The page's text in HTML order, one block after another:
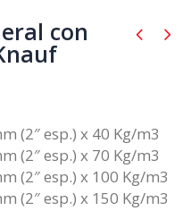
con
(2″ esp.) x 40 Kg/m3
(2″ esp.) x 70 Kg/m3
(2″ esp.) x 100 Kg/m3
(2″ esp.) x 150 Kg/m3